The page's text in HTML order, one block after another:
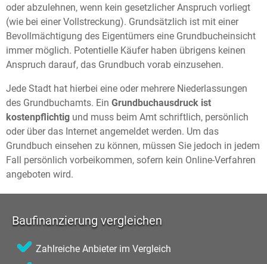
oder abzulehnen, wenn kein gesetzlicher Anspruch vorliegt
(wie bei einer Vollstreckung). Grundsätzlich ist mit einer
Bevollmächtigung des Eigentümers eine Grundbucheinsicht
immer möglich. Potentielle Käufer haben übrigens keinen
Anspruch darauf, das Grundbuch vorab einzusehen.
Jede Stadt hat hierbei eine oder mehrere Niederlassungen
des Grundbuchamts. Ein Grundbuchausdruck ist
kostenpflichtig und muss beim Amt schriftlich, persönlich
oder über das Internet angemeldet werden. Um das
Grundbuch einsehen zu können, müssen Sie jedoch in jedem
Fall persönlich vorbeikommen, sofern kein Online-Verfahren
angeboten wird.
Baufinanzierung vergleichen
Zahlreiche Anbieter im Vergleich